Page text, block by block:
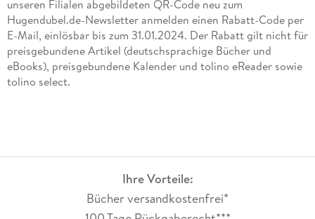
unseren Filialen abgebildeten QR-Code neu zum
Hugendubel.de-Newsletter anmelden einen Rabatt-Code per
E-Mail, einlösbar bis zum 31.01.2024. Der Rabatt gilt nicht für
preisgebundene Artikel (deutschsprachige Bücher und
eBooks), preisgebundene Kalender und tolino eReader sowie
tolino select.
Ihre Vorteile:
Bücher versandkostenfrei*